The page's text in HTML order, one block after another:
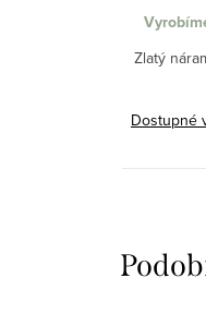
Zlatý
Dostupné